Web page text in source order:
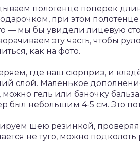
полотенце поперек
при этом
— мы бы увидели лицевую
эту часть, чтобы
как на фото.
где наш сюрприз, и
слой. Маленькое
гель или баночку
был небольшим 4-5 см. Это
шею резинкой,
не туго, можно